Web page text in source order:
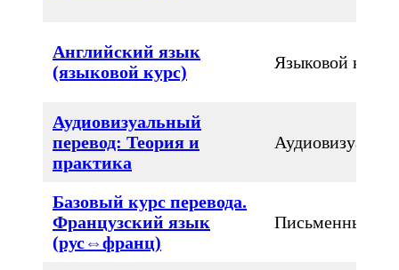
Английский язык
(языковой курс)
Языковой курс
Аудиовизуальный
перевод: Теория и
практика
Базовый курс перевода.
Французский язык
(рус⇔франц)
Письменный